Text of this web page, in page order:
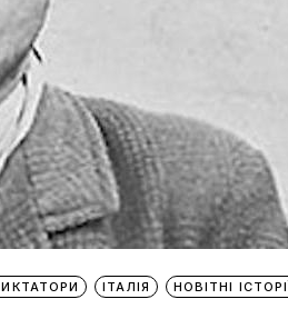
ІТАЛІЯ НОВІТНІ